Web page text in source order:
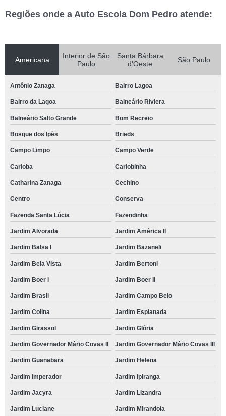
Regiões onde a Auto Escola Dom Pedro atende:
Americana
Interior de São
Paulo
Santa Bárbara
d'Oeste
São Paulo
Antônio Zanaga Bairro Lagoa
Bairro da Lagoa Balneário Riviera
Balneário Salto Grande Bom Recreio
Bosque dos Ipês Brieds
Campo Limpo Campo Verde
Carioba Cariobinha
Catharina Zanaga Cechino
Centro Conserva
Fazenda Santa Lúcia Fazendinha
Jardim Alvorada Jardim América II
Jardim Balsa I Jardim Bazaneli
Jardim Bela Vista Jardim Bertoni
Jardim Boer I Jardim Boer Ii
Jardim Brasil Jardim Campo Belo
Jardim Colina Jardim Esplanada
Jardim Girassol Jardim Glória
Jardim Governador Mário Covas II Jardim Governador Mário Covas III
Jardim Guanabara Jardim Helena
Jardim Imperador Jardim Ipiranga
Jardim Jacyra Jardim Lizandra
Jardim Luciane Jardim Mirandola